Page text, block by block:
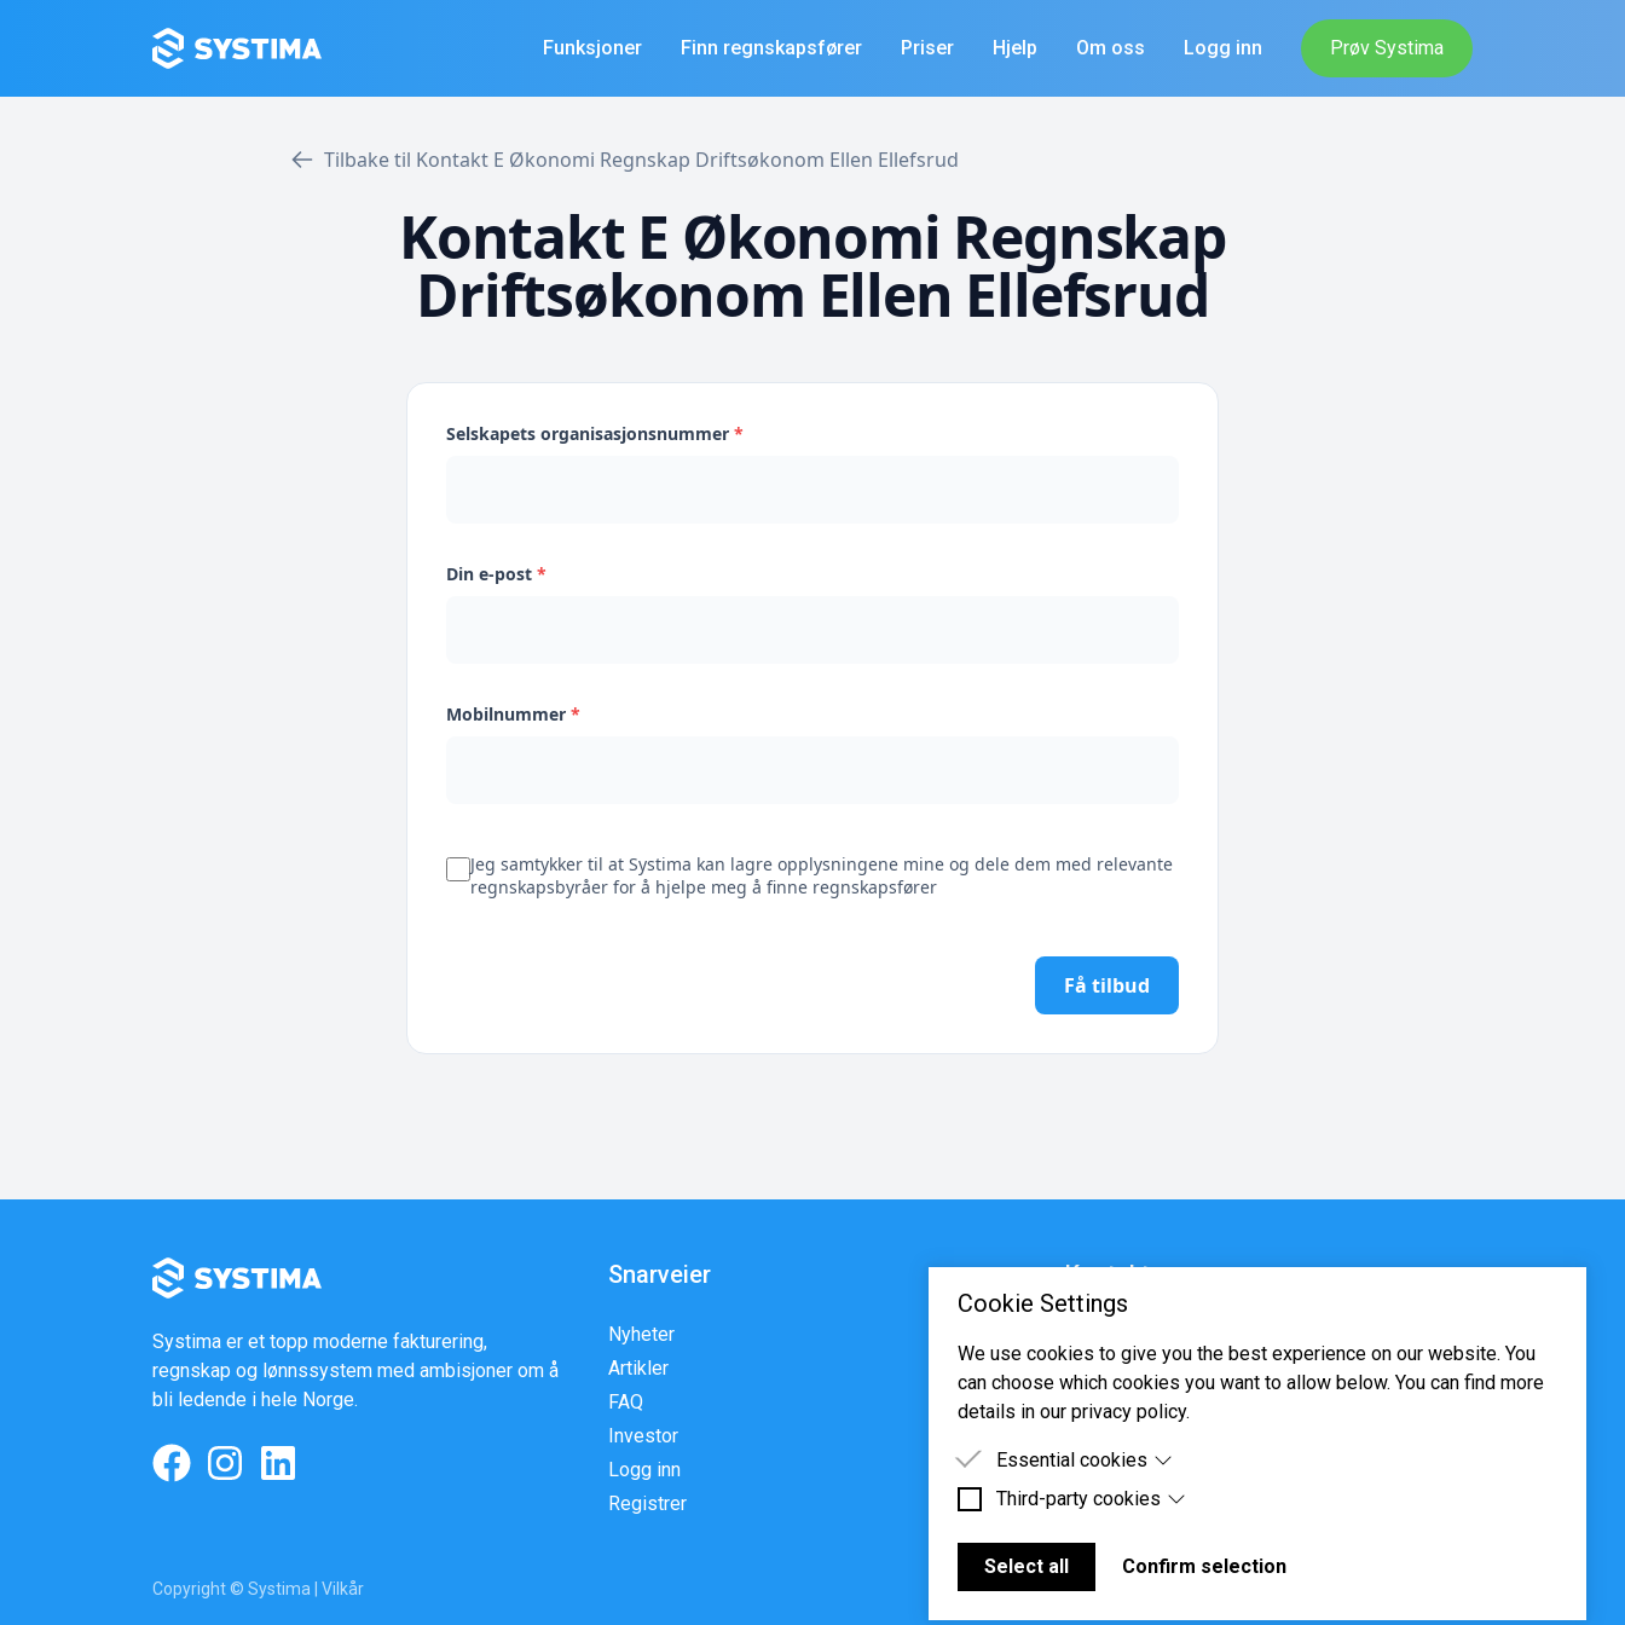
Funksjoner Finn regnskapsfører Priser Hjelp Om oss Logg inn Prøv Systima
Tilbake til Kontakt E Økonomi Regnskap Driftsøkonom Ellen Ellefsrud
Kontakt E Økonomi Regnskap
Driftsøkonom Ellen Ellefsrud
Selskapets organisasjonsnummer *
Din e-post *
Mobilnummer *
Jeg samtykker til at Systima kan lagre opplysningene mine og dele dem med relevante
regnskapsbyråer for å hjelpe meg å finne regnskapsfører
Få tilbud
Cookie Settings
We use cookies to give you the best experience on our website. You
can choose which cookies you want to allow below. You can find more
details in our privacy policy.
Essential cookies
Essential cookies are cookies that are needed for the proper
Third-party cookies
Third-party cookies are cookies set by third-party software to enable
features such as Google Maps.
Select all Confirm selection
Systima er et topp moderne fakturering,
regnskap og lønnssystem med ambisjoner om å
bli ledende i hele Norge.
Snarveier
Nyheter
Artikler
FAQ
Investor
Logg inn
Registrer
Kontakt
post@systima.no
www.systima.no
Copyright © Systima | Vilkår